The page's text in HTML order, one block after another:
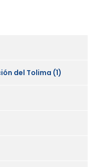
del Tolima (1)